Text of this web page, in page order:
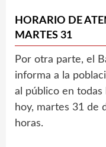
HORARIO DE
MARTES 31
Por otra parte, el
informa a la
al público en todas
hoy, martes 31 de
horas.